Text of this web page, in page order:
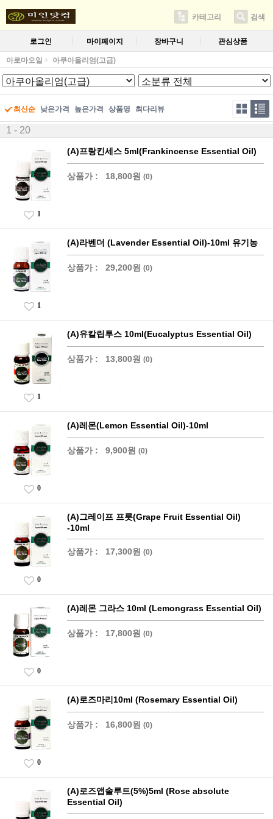
카테고리 검색
로그인 마이페이지 장바구니 관심상품
아로마오일 아쿠아올리엄(고급)
최신순 낮은가격 높은가격 상품명 최다리뷰
1 - 20
(A)프랑킨세스 5ml(Frankincense Essential Oil)
상품가 : 18,800원 (0)
1
(A)라벤더 (Lavender Essential Oil)-10ml 유기농
상품가 : 29,200원 (0)
1
(A)유칼립투스 10ml(Eucalyptus Essential Oil)
상품가 : 13,800원 (0)
1
(A)레몬(Lemon Essential Oil)-10ml
상품가 : 9,900원 (0)
0
(A)그레이프 프릇(Grape Fruit Essential Oil)
-10ml
상품가 : 17,300원 (0)
0
(A)레몬 그라스 10ml (Lemongrass Essential Oil)
상품가 : 17,800원 (0)
0
(A)로즈마리10ml (Rosemary Essential Oil)
상품가 : 16,800원 (0)
0
(A)로즈앱솔루트(5%)5ml (Rose absolute
Essential Oil)